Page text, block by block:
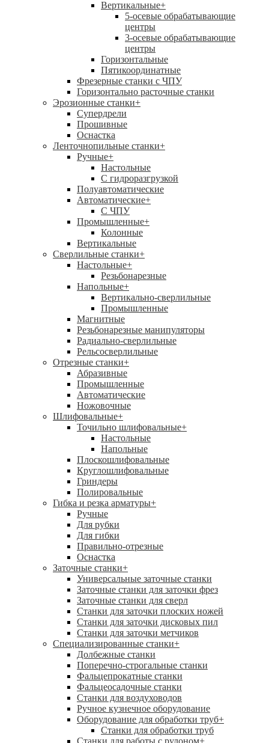
Вертикальные+
5-осевые обрабатывающие
центры
3-осевые обрабатывающие
центры
Горизонтальные
Пятикоординатные
Фрезерные станки с ЧПУ
Горизонтально расточные станки
Эрозионные станки+
Супердрели
Прошивные
Оснастка
Ленточнопильные станки+
Ручные+
Настольные
С гидроразгрузкой
Полуавтоматические
Автоматические+
С ЧПУ
Промышленные+
Колонные
Вертикальные
Сверлильные станки+
Настольные+
Резьбонарезные
Напольные+
Вертикально-сверлильные
Промышленные
Магнитные
Резьбонарезные манипуляторы
Радиально-сверлильные
Рельсосверлильные
Отрезные станки+
Абразивные
Промышленные
Автоматические
Ножовочные
Шлифовальные+
Точильно шлифовальные+
Настольные
Напольные
Плоскошлифовальные
Круглошлифовальные
Гриндеры
Полировальные
Гибка и резка арматуры+
Ручные
Для рубки
Для гибки
Правильно-отрезные
Оснастка
Заточные станки+
Универсальные заточные станки
Заточные станки для заточки фрез
Заточные станки для сверл
Станки для заточки плоских ножей
Станки для заточки дисковых пил
Станки для заточки метчиков
Специализированные станки+
Долбежные станки
Поперечно-строгальные станки
Фальцепрокатные станки
Фальцеосадочные станки
Станки для воздуховодов
Ручное кузнечное оборудование
Оборудование для обработки труб+
Станки для обработки труб
Станки для работы с рулоном+